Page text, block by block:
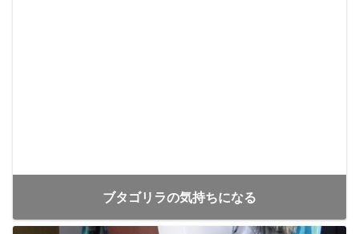
ブタゴリラの気持ちになる